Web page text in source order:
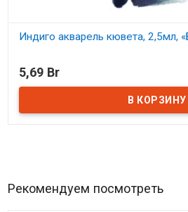
Индиго акварель кювета, 2,5мл,
5,69 Br
Рекомендуем посмотреть